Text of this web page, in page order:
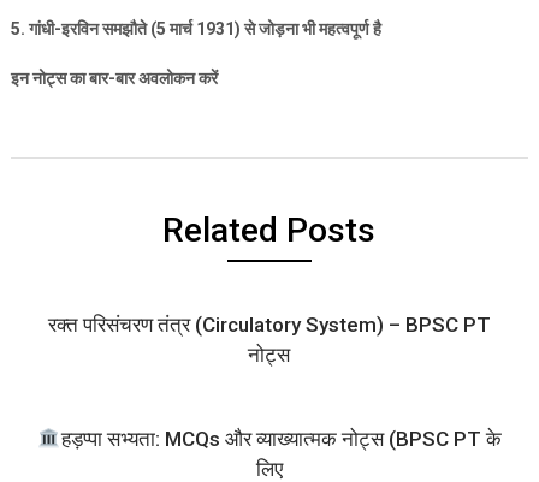
5.गांधी-इरविन समझौते (5मार्च1931)से जोड़ना भी महत्वपूर्ण है
इन नोट्स का बार-बार अवलोकन करें
Related Posts
रक्त परिसंचरण तंत्र (Circulatory System) – BPSC PT
नोट्स
हड़प्पा सभ्यता: MCQs और व्याख्यात्मक नोट्स (BPSC PT के
लिए